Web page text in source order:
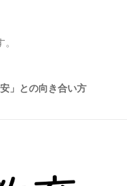
」との向き合い方